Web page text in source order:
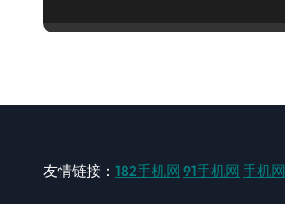
友情链接： 182手机网 91手机网 手机网